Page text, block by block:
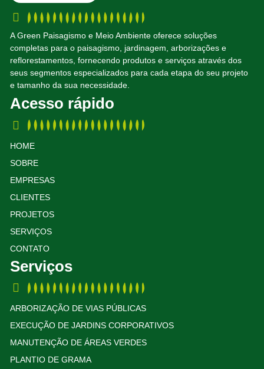
A Green Paisagismo e Meio Ambiente oferece soluções
completas para o paisagismo, jardinagem, arborizações e
reflorestamentos, fornecendo produtos e serviços através dos
seus segmentos especializados para cada etapa do seu projeto
e tamanho da sua necessidade.
Acesso rápido
HOME
SOBRE
EMPRESAS
CLIENTES
PROJETOS
SERVIÇOS
CONTATO
Serviços
ARBORIZAÇÃO DE VIAS PÚBLICAS
EXECUÇÃO DE JARDINS CORPORATIVOS
MANUTENÇÃO DE ÁREAS VERDES
PLANTIO DE GRAMA